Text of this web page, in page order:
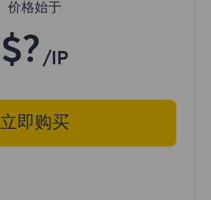
价格始于
$? /IP
立即购买